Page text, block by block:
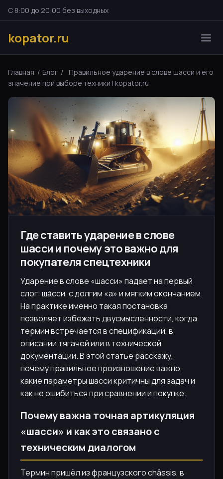
С 8:00 до 20:00 без выходных
kopator.ru
Главная / Блог /
Правильное ударение в слове шасси и его
значение при выборе техники | kopator.ru
Где ставить ударение в слове
шасси и почему это важно для
покупателя спецтехники
Ударение в слове «шасси» падает на первый
слог: ша́сси, с долгим «а» и мягким окончанием.
На практике именно такая постановка
позволяет избежать двусмысленности, когда
термин встречается в спецификации, в
описании тягачей или в технической
документации. В этой статье расскажу,
почему правильное произношение важно,
какие параметры шасси критичны для задач и
как не ошибиться при сравнении и покупке.
Почему важна точная артикуляция
«шасси» и как это связано с
техническим диалогом
Термин пришёл из французского châssis, в